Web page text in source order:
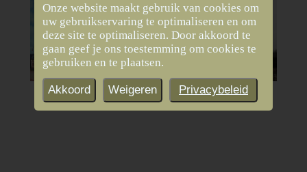
Onze website maakt gebruik van cookies om
uw gebruikservaring te optimaliseren en om
deze site te optimaliseren. Door akkoord te
gaan geef je ons toestemming om cookies te
gebruiken en te plaatsen.
Akkoord Weigeren Privacybeleid